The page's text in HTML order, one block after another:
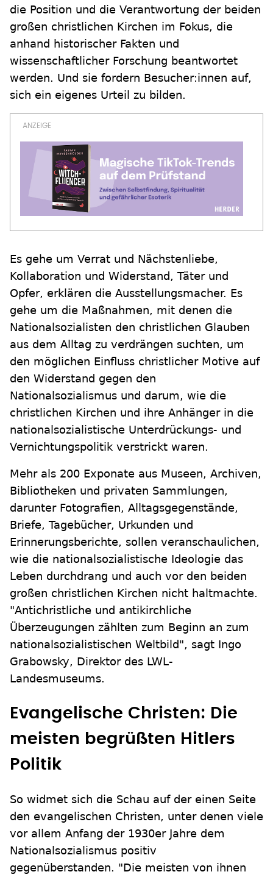
die Position und die Verantwortung der beiden
großen christlichen Kirchen im Fokus, die
anhand historischer Fakten und
wissenschaftlicher Forschung beantwortet
werden. Und sie fordern Besucher:innen auf,
sich ein eigenes Urteil zu bilden.
Es gehe um Verrat und Nächstenliebe,
Kollaboration und Widerstand, Täter und
Opfer, erklären die Ausstellungsmacher. Es
gehe um die Maßnahmen, mit denen die
Nationalsozialisten den christlichen Glauben
aus dem Alltag zu verdrängen suchten, um
den möglichen Einfluss christlicher Motive auf
den Widerstand gegen den
Nationalsozialismus und darum, wie die
christlichen Kirchen und ihre Anhänger in die
nationalsozialistische Unterdrückungs- und
Vernichtungspolitik verstrickt waren.
Mehr als 200 Exponate aus Museen, Archiven,
Bibliotheken und privaten Sammlungen,
darunter Fotografien, Alltagsgegenstände,
Briefe, Tagebücher, Urkunden und
Erinnerungsberichte, sollen veranschaulichen,
wie die nationalsozialistische Ideologie das
Leben durchdrang und auch vor den beiden
großen christlichen Kirchen nicht haltmachte.
"Antichristliche und antikirchliche
Überzeugungen zählten zum Beginn an zum
nationalsozialistischen Weltbild", sagt Ingo
Grabowsky, Direktor des LWL-
Landesmuseums.
Evangelische Christen: Die
meisten begrüßten Hitlers
Politik
So widmet sich die Schau auf der einen Seite
den evangelischen Christen, unter denen viele
vor allem Anfang der 1930er Jahre dem
Nationalsozialismus positiv
gegenüberstanden. "Die meisten von ihnen